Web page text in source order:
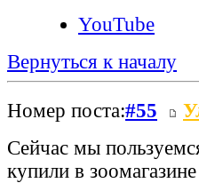
YouTube
Вернуться к началу
Номер поста:#55
Сейчас мы
купили в